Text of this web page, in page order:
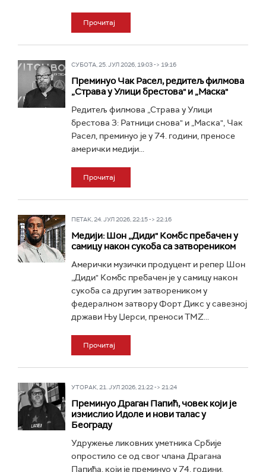
Прочитај
СУБОТА, 25. ЈУЛ 2026, 19:03 -> 19:16
Преминуо Чак Расел, редитељ филмова
„Страва у Улици брестова" и „Маска"
Редитељ филмова „Страва у Улици
брестова 3: Ратници снова" и „Маска", Чак
Расел, преминуо је у 74. години, преносе
амерички медији...
Прочитај
ПЕТАК, 24. ЈУЛ 2026, 22:15 -> 22:16
Медији: Шон „Диди" Комбс пребачен у
самицу након сукоба са затвореником
Амерички музички продуцент и репер Шон
„Диди" Комбс пребачен је у самицу након
сукоба са другим затвореником у
федералном затвору Форт Дикс у савезној
држави Њу Џерси, преноси TMZ...
Прочитај
УТОРАК, 21. ЈУЛ 2026, 21:22 -> 21:24
Преминуо Драган Папић, човек који је
измислио Идоле и нови талас у
Београду
Удружење ликовних уметника Србије
опростило се од свог члана Драгана
Папића, који је преминуо у 74. години.